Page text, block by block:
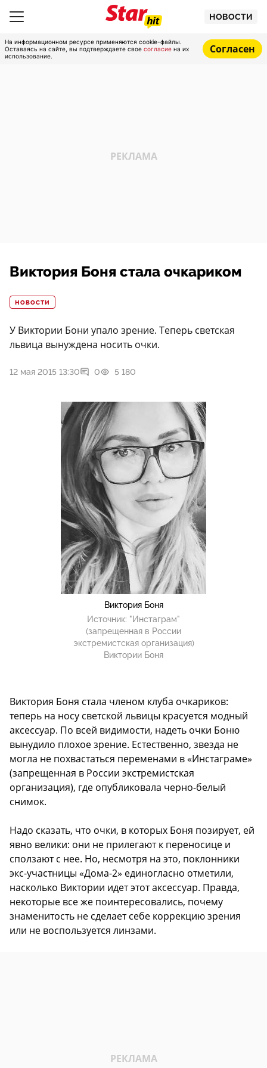
НОВОСТИ
На информационном ресурсе применяются cookie-файлы.
Оставаясь на сайте, вы подтверждаете свое согласие на их
использование.
Согласен
Виктория Боня стала очкариком
НОВОСТИ
У Виктории Бони упало зрение. Теперь светская
львица вынуждена носить очки.
12 мая 2015 13:30 0 5 180
Виктория Боня
Источник: "Инстаграм"
(запрещенная в России
экстремистская организация)
Виктории Боня
Виктория Боня стала членом клуба очкариков:
теперь на носу светской львицы красуется модный
аксессуар. По всей видимости, надеть очки Боню
вынудило плохое зрение. Естественно, звезда не
могла не похвастаться переменами в «Инстаграме»
(запрещенная в России экстремистская
организация), где опубликовала черно-белый
снимок.
Надо сказать, что очки, в которых Боня позирует, ей
явно велики: они не прилегают к переносице и
сползают с нее. Но, несмотря на это, поклонники
экс-участницы «Дома-2» единогласно отметили,
насколько Виктории идет этот аксессуар. Правда,
некоторые все же поинтересовались, почему
знаменитость не сделает себе коррекцию зрения
или не воспользуется линзами.